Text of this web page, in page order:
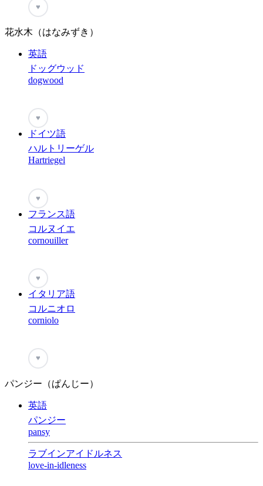
♥
花水木（はなみずき）
英語
ドッグウッド
dogwood
♥
ドイツ語
ハルトリーゲル
Hartriegel
♥
フランス語
コルヌイエ
cornouiller
♥
イタリア語
コルニオロ
corniolo
♥
パンジー（ぱんじー）
英語
パンジー
pansy
ラブインアイドルネス
love-in-idleness